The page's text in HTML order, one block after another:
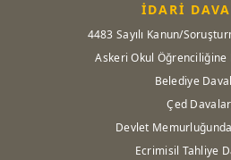
İDARİ
4483 Sayılı Kanun/
Askeri Okul Öğrenciliğine
Belediye
Çed
Devlet
Ecrimisil Tahliye